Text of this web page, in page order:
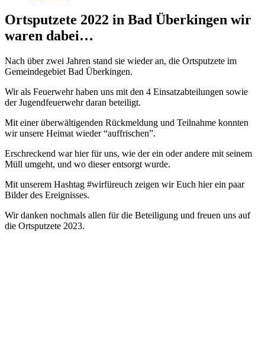
Ortsputzete 2022 in Bad Überkingen wir
waren dabei…
Nach über zwei Jahren stand sie wieder an, die Ortsputzete im
Gemeindegebiet Bad Überkingen.
Wir als Feuerwehr haben uns mit den 4 Einsatzabteilungen sowie
der Jugendfeuerwehr daran beteiligt.
Mit einer überwältigenden Rückmeldung und Teilnahme konnten
wir unsere Heimat wieder “auffrischen”.
Erschreckend war hier für uns, wie der ein oder andere mit seinem
Müll umgeht, und wo dieser entsorgt wurde.
Mit unserem Hashtag #wirfüreuch zeigen wir Euch hier ein paar
Bilder des Ereignisses.
Wir danken nochmals allen für die Beteiligung und freuen uns auf
die Ortsputzete 2023.